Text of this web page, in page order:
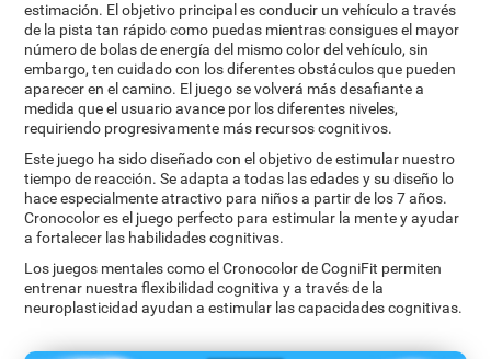
estimación. El objetivo principal es conducir un vehículo a través
de la pista tan rápido como puedas mientras consigues el mayor
número de bolas de energía del mismo color del vehículo, sin
embargo, ten cuidado con los diferentes obstáculos que pueden
aparecer en el camino. El juego se volverá más desafiante a
medida que el usuario avance por los diferentes niveles,
requiriendo progresivamente más recursos cognitivos.
Este juego ha sido diseñado con el objetivo de estimular nuestro
tiempo de reacción. Se adapta a todas las edades y su diseño lo
hace especialmente atractivo para niños a partir de los 7 años.
Cronocolor es el juego perfecto para estimular la mente y ayudar
a fortalecer las habilidades cognitivas.
Los juegos mentales como el Cronocolor de CogniFit permiten
entrenar nuestra flexibilidad cognitiva y a través de la
neuroplasticidad ayudan a estimular las capacidades cognitivas.